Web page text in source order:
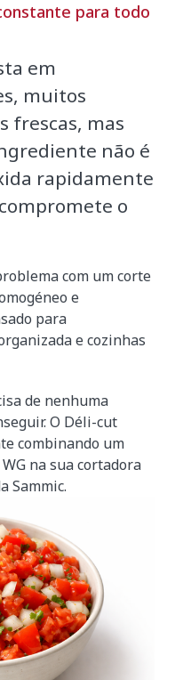
para todo
em
muitos
frescas, mas
não é
rapidamente
o
com um corte
e
para
e cozinhas
de nenhuma
O Déli-cut
combinando um
na sua cortadora
Sammic.